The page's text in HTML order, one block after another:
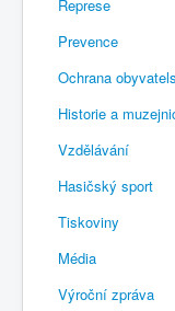
Represe
Prevence
Ochrana
Historie a
Vzdělávání
Hasičský sport
Tiskoviny
Média
Výroční zpráva